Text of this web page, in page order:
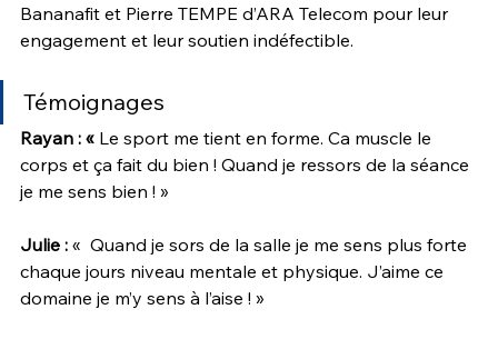
Bananafit et Pierre TEMPE d’ARA Telecom pour leur
engagement et leur soutien indéfectible.
Témoignages
Rayan : « Le sport me tient en forme. Ca muscle le
corps et ça fait du bien ! Quand je ressors de la séance
je me sens bien ! »
Julie : «  Quand je sors de la salle je me sens plus forte
chaque jours niveau mentale et physique. J’aime ce
domaine je m’y sens à l’aise ! »